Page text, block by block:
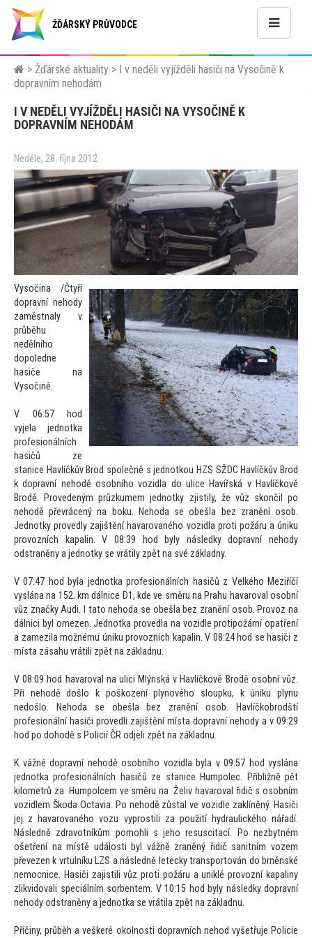
ŽĎÁRSKÝ PRŮVODCE
> Žďárské aktuality > I v neděli vyjížděli hasiči na Vysočině k
dopravním nehodám
I V NEDĚLI VYJÍŽDĚLI HASIČI NA VYSOČINĚ K
DOPRAVNÍM NEHODÁM
Neděle, 28. října 2012
Vysočina /Čtyři
dopravní nehody
zaměstnaly v
průběhu
nedělního
dopoledne
hasiče na
Vysočině.
V 06:57 hod
vyjela jednotka
profesionálních
hasičů ze
stanice Havlíčkův Brod společně s jednotkou HZS SŽDC Havlíčkův Brod
k dopravní nehodě osobního vozidla do ulice Havířská v Havlíčkově
Brodě. Provedeným průzkumem jednotky zjistily, že vůz skončil po
nehodě převrácený na boku. Nehoda se obešla bez zranění osob.
Jednotky provedly zajištění havarovaného vozidla proti požáru a úniku
provozních kapalin. V 08:39 hod byly následky dopravní nehody
odstraněny a jednotky se vrátily zpět na své základny.
V 07:47 hod byla jednotka profesionálních hasičů z Velkého Meziříčí
vyslána na 152. km dálnice D1, kde ve směru na Prahu havaroval osobní
vůz značky Audi. I tato nehoda se obešla bez zranění osob. Provoz na
dálnici byl omezen. Jednotka provedla na vozidle protipožární opatření
a zamezila možnému úniku provozních kapalin. V 08:24 hod se hasiči z
místa zásahu vrátili zpět na základnu.
V 08:09 hod havaroval na ulici Mlýnská v Havlíčkově Brodě osobní vůz.
Při nehodě došlo k poškození plynového sloupku, k úniku plynu
nedošlo. Nehoda se obešla bez zranění osob. Havlíčkobrodští
profesionální hasiči provedli zajištění místa dopravní nehody a v 09:29
hod po dohodě s Policií ČR odjeli zpět na základnu.
K vážné dopravní nehodě osobního vozidla byla v 09:57 hod vyslána
jednotka profesionálních hasičů ze stanice Humpolec. Přibližně pět
kilometrů za Humpolcem ve směru na Želiv havaroval řidič s osobním
vozidlem Škoda Octavia. Po nehodě zůstal ve vozidle zaklíněný. Hasiči
jej z havarovaného vozu vyprostili za použití hydraulického nářadí.
Následně zdravotníkům pomohli s jeho resuscitací. Po nezbytném
ošetření na místě události byl vážně zraněný řidič sanitním vozem
převezen k vrtulníku LZS a následně letecky transportován do brněnské
nemocnice. Hasiči zajistili vůz proti požáru a uniklé provozní kapaliny
zlikvidovali speciálním sorbentem. V 10:15 hod byly následky dopravní
nehody odstraněny a jednotka se vrátila zpět na základnu.
Příčiny, průběh a veškeré okolnosti dopravních nehod vyšetřuje Policie